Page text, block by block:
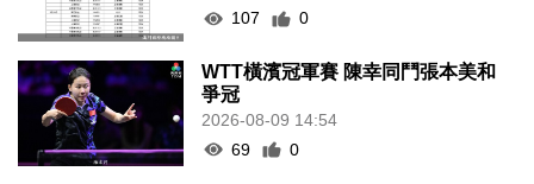
107
0
WTT橫濱冠軍賽 陳幸同鬥張本美和
爭冠
2026-08-09 14:54
69
0